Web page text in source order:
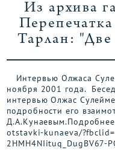
Из архива
Тарлан: "Две
Интервью Олжаса
ноября 2001 года.
интервью Олжас
подробности его
otstavki-kunaeva/
2HMH4NIituq_DugBV67-